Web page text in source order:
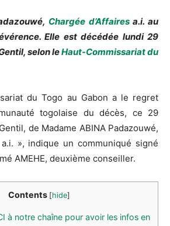
Chargée d’Affairesa.i. au
Elle est décédée lundi 29
selon leHaut-Commissariat du
du Togo au Gabon a le regret
togolaise du décès, ce 29
de Madame ABINA Padazouwé,
a.i. », indique un communiqué signé
AMEHE, deuxième conseiller.
Contents [hide]
à notre chaîne pour avoir les infos en